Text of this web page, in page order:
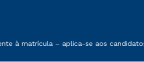
de prestação de serviços.
à matrícula – aplica-se aos